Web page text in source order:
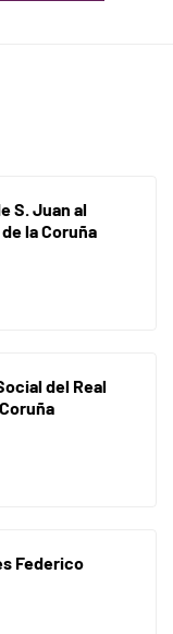
S. Juan al
la Coruña
del Real
Federico